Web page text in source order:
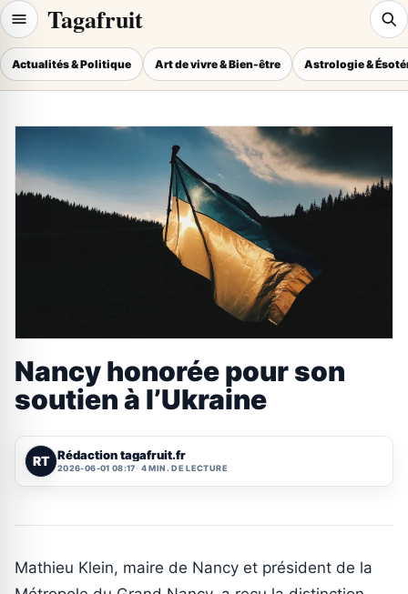
Tagafruit
Actualités & Politique Art de vivre & Bien-être Astrologie &
Nancy honorée pour son
soutien à l’Ukraine
RT Rédaction tagafruit.fr
2026-06-01 08:17 4 MIN. DE LECTURE
Mathieu Klein, maire de Nancy et président de la